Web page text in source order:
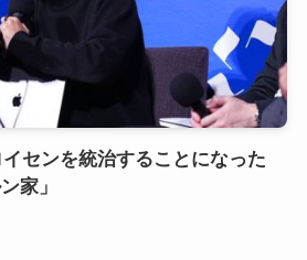
センを統治することになった
家」